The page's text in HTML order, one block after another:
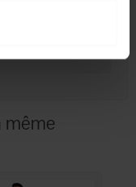
même